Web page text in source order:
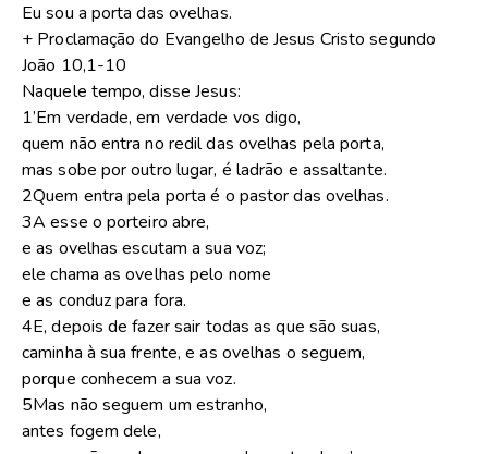
Eu sou a porta das ovelhas.
+ Proclamação do Evangelho de Jesus Cristo segundo
João 10,1-10
Naquele tempo, disse Jesus:
1’Em verdade, em verdade vos digo,
quem não entra no redil das ovelhas pela porta,
mas sobe por outro lugar, é ladrão e assaltante.
2Quem entra pela porta é o pastor das ovelhas.
3A esse o porteiro abre,
e as ovelhas escutam a sua voz;
ele chama as ovelhas pelo nome
e as conduz para fora.
4E, depois de fazer sair todas as que são suas,
caminha à sua frente, e as ovelhas o seguem,
porque conhecem a sua voz.
5Mas não seguem um estranho,
antes fogem dele,